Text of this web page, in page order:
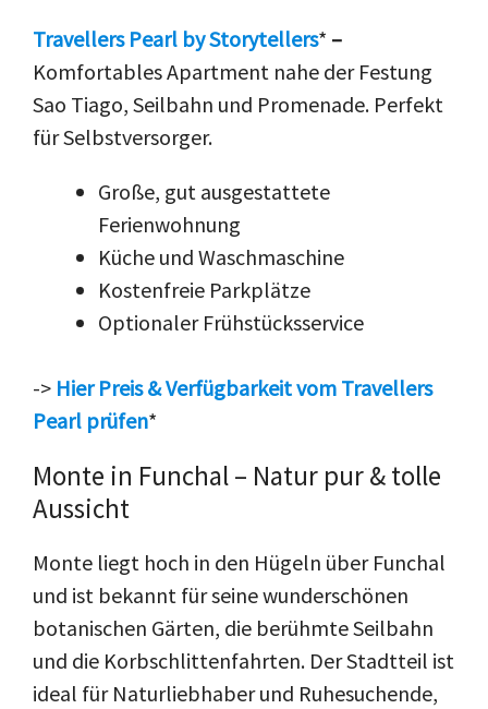
Travellers Pearl by Storytellers* –
Komfortables Apartment nahe der Festung
Sao Tiago, Seilbahn und Promenade. Perfekt
für Selbstversorger.
Große, gut ausgestattete
Ferienwohnung
Küche und Waschmaschine
Kostenfreie Parkplätze
Optionaler Frühstücksservice
-> Hier Preis & Verfügbarkeit vom Travellers
Pearl prüfen*
Monte in Funchal – Natur pur & tolle
Aussicht
Monte liegt hoch in den Hügeln über Funchal
und ist bekannt für seine wunderschönen
botanischen Gärten, die berühmte Seilbahn
und die Korbschlittenfahrten. Der Stadtteil ist
ideal für Naturliebhaber und Ruhesuchende,